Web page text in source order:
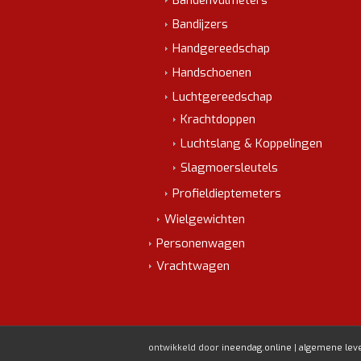
Bandijzers
Handgereedschap
Handschoenen
Luchtgereedschap
Krachtdoppen
Luchtslang & Koppelingen
Slagmoersleutels
Profieldieptemeters
Wielgewichten
Personenwagen
Vrachtwagen
ontwikkeld door ineendag.online |algemene